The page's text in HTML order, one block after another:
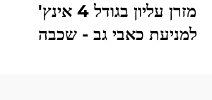
מזרן עליון בגודל 4 אינץ'
למניעת כאבי גב - שכבה